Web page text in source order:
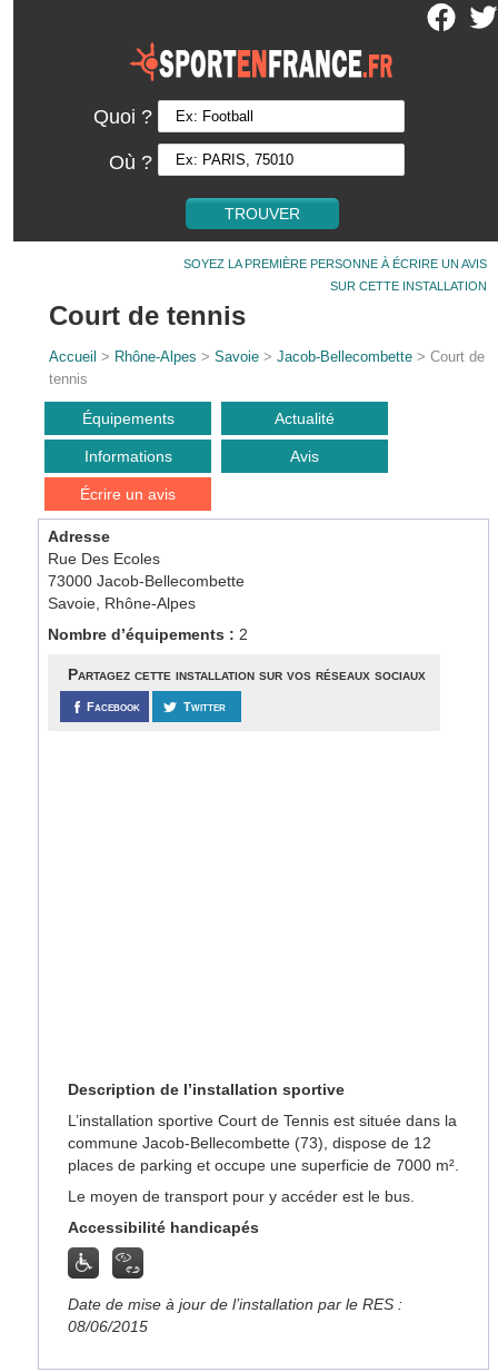
Quoi ?
Où ?
SOYEZ LA PREMIÈRE PERSONNE À ÉCRIRE UN AVIS
SUR CETTE INSTALLATION
Court de tennis
Accueil > Rhône-Alpes >Savoie >Jacob-Bellecombette > Court de
tennis
Équipements Actualité
Informations Avis
Écrire un avis
Adresse
Rue Des Ecoles
73000 Jacob-Bellecombette
Savoie, Rhône-Alpes
Nombre d’équipements : 2
Partagez cette installation sur vos réseaux sociaux
Facebook Twitter
Description de l’installation sportive
L’installation sportive Court de Tennis est située dans la
commune Jacob-Bellecombette (73), dispose de 12
places de parking et occupe une superficie de 7000 m².
Le moyen de transport pour y accéder est le bus.
Accessibilité handicapés
Date de mise à jour de l’installation par le RES :
08/06/2015